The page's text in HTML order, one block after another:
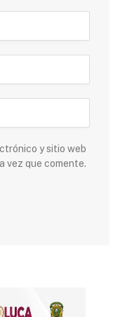
y sitio web
vez que comente.